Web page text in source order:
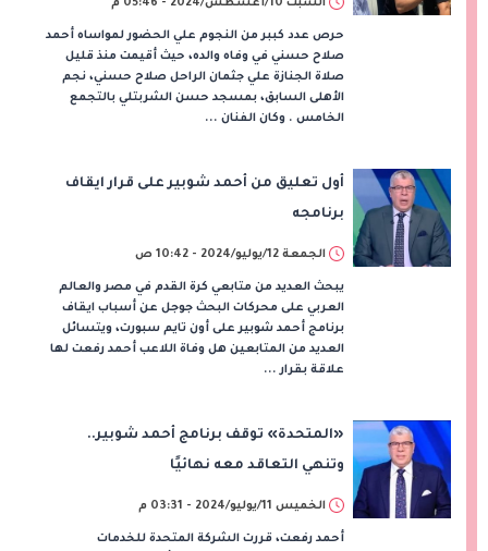
السبت 10/أغسطس/2024 - 05:46 م
حرص عدد كببر من النجوم علي الحضور لمواساه أحمد
صلاح حسني في وفاه والده، حيث أقيمت منذ قليل
صلاة الجنازة علي جثمان الراحل صلاح حسني، نجم
الأهلى السابق، بمسجد حسن الشربتلي بالتجمع
الخامس . وكان الفنان ...
أول تعليق من أحمد شوبير على قرار ايقاف
برنامجه
الجمعة 12/يوليو/2024 - 10:42 ص
يبحث العديد من متابعي كرة القدم في مصر والعالم
العربي على محركات البحث جوجل عن أسباب ايقاف
برنامج أحمد شوبير على أون تايم سبورت، ويتسائل
العديد من المتابعين هل وفاة اللاعب أحمد رفعت لها
علاقة بقرار ...
«المتحدة» توقف برنامج أحمد شوبير..
وتنهي التعاقد معه نهائيًا
الخميس 11/يوليو/2024 - 03:31 م
أحمد رفعت، قررت الشركة المتحدة للخدمات